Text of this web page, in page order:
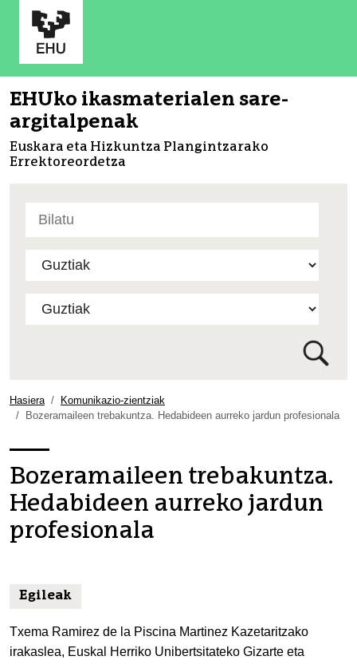
EHUko ikasmaterialen sare-
argitalpenak
Euskara eta Hizkuntza Plangintzarako
Errektoreordetza
atarian
aurreratua…
Hasiera
Komunikazio-zientziak
Bozeramaileen trebakuntza. Hedabideen aurreko jardun profesionala
Bozeramaileen trebakuntza.
Hedabideen aurreko jardun
profesionala
Egileak
Txema Ramirez de la Piscina Martinez Kazetaritzako
irakaslea, Euskal Herriko Unibertsitateko Gizarte eta